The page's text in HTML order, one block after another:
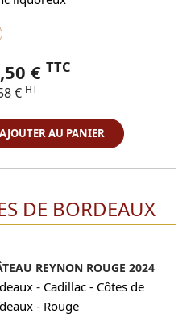
€ TTC
€ HT
AJOUTER AU PANIER
DE BORDEAUX
REYNON ROUGE 2024
- Cadillac - Côtes de
- Rouge